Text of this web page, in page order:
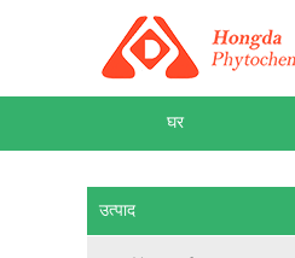
घर
उत्पाद